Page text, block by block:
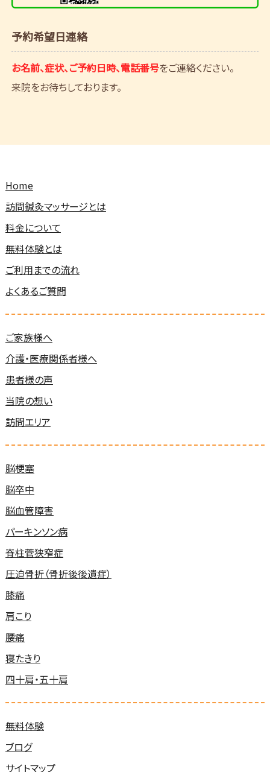
予約希望日連絡
お名前、症状、ご予約日時、電話番号をご連絡ください。
来院をお待ちしております。
Home
訪問鍼灸マッサージとは
料金について
無料体験とは
ご利用までの流れ
よくあるご質問
ご家族様へ
介護・医療関係者様へ
患者様の声
当院の想い
訪問エリア
脳梗塞
脳卒中
脳血管障害
パーキンソン病
脊柱菅狭窄症
圧迫骨折（骨折後後遺症）
膝痛
肩こり
腰痛
寝たきり
四十肩・五十肩
無料体験
ブログ
サイトマップ